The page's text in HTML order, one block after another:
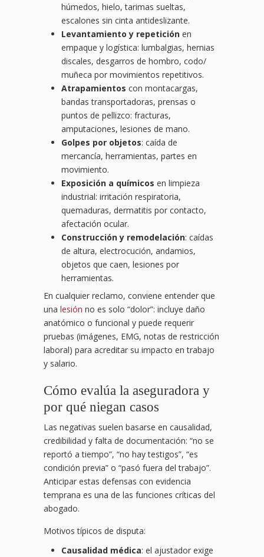
húmedos, hielo, tarimas sueltas,
escalones sin cinta antideslizante.
Levantamiento y repetición en
empaque y logística: lumbalgias, hernias
discales, desgarros de hombro, codo/
muñeca por movimientos repetitivos.
Atrapamientos con montacargas,
bandas transportadoras, prensas o
puntos de pellizco: fracturas,
amputaciones, lesiones de mano.
Golpes por objetos: caída de
mercancía, herramientas, partes en
movimiento.
Exposición a químicos en limpieza
industrial: irritación respiratoria,
quemaduras, dermatitis por contacto,
afectación ocular.
Construcción y remodelación: caídas
de altura, electrocución, andamios,
objetos que caen, lesiones por
herramientas.
En cualquier reclamo, conviene entender que
una lesión no es solo “dolor”: incluye daño
anatómico o funcional y puede requerir
pruebas (imágenes, EMG, notas de restricción
laboral) para acreditar su impacto en trabajo
y salario.
Cómo evalúa la aseguradora y
por qué niegan casos
Las negativas suelen basarse en causalidad,
credibilidad y falta de documentación: “no se
reportó a tiempo”, “no hay testigos”, “es
condición previa” o “pasó fuera del trabajo”.
Anticipar estas defensas con evidencia
temprana es una de las funciones críticas del
abogado.
Motivos típicos de disputa:
Causalidad médica: el ajustador exige